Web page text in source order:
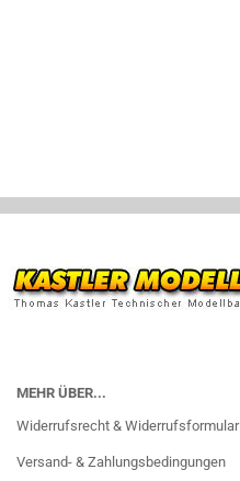
MEHR ÜBER...
Widerrufsrecht & Widerrufsformular
Versand- & Zahlungsbedingungen